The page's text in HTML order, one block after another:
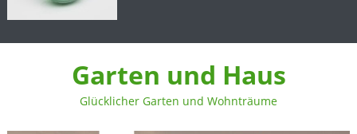
Garten und Haus
Glücklicher Garten und Wohnträume